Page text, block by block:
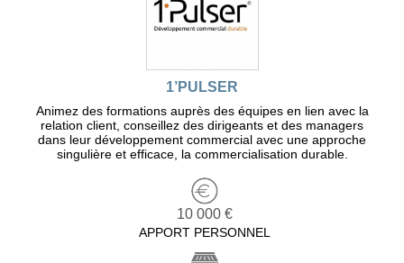
1’PULSER
Animez des formations auprès des équipes en lien avec la
relation client, conseillez des dirigeants et des managers
dans leur développement commercial avec une approche
singulière et efficace, la commercialisation durable.
10 000 €
APPORT PERSONNEL